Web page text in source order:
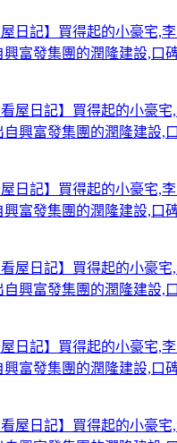
屋日記】買得起的小豪宅,
興富發集團的潤隆建設,口
屋日記】買得起的小豪宅,
興富發集團的潤隆建設,口
屋日記】買得起的小豪宅,
興富發集團的潤隆建設,口